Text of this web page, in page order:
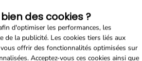
des cookies ?
d'optimiser les performances, les
de la publicité. Les cookies tiers liés aux
offrir des fonctionnalités optimisées sur
Acceptez-vous ces cookies ainsi que